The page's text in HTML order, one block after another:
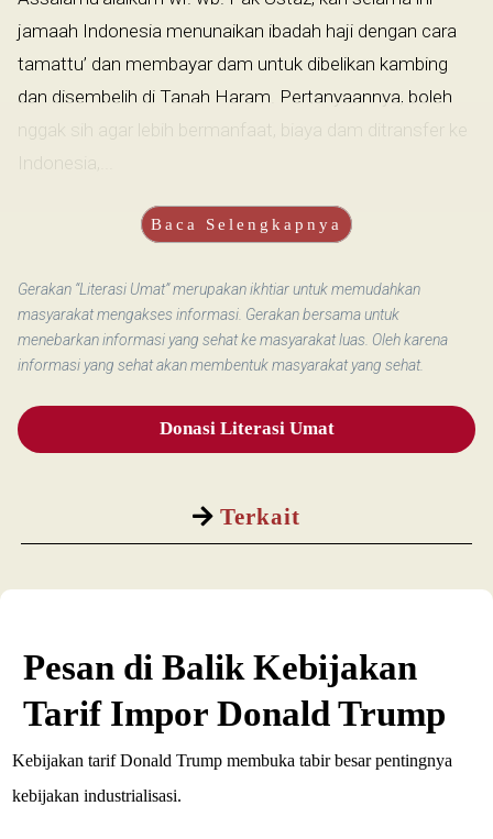
Terkait
jamaah Indonesia menunaikan ibadah haji dengan cara
tamattu’ dan membayar dam untuk dibelikan kambing
dan disembelih di Tanah Haram. Pertanyaannya, boleh
nggak sih agar lebih bermanfaat, biaya dam ditransfer ke
Indonesia,...
Baca Selengkapnya
Gerakan “Literasi Umat” merupakan ikhtiar untuk memudahkan
masyarakat mengakses informasi. Gerakan bersama untuk
menebarkan informasi yang sehat ke masyarakat luas. Oleh karena
informasi yang sehat akan membentuk masyarakat yang sehat.
Donasi Literasi Umat
Pesan di Balik Kebijakan
Tarif Impor Donald Trump
Kebijakan tarif Donald Trump membuka tabir besar pentingnya
kebijakan industrialisasi.